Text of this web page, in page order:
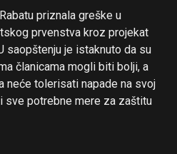
priznala greške u
prvenstva kroz projekat
saopštenju je istaknuto da su
članicama mogli biti bolji, a
neće tolerisati napade na svoj
sve potrebne mere za zaštitu